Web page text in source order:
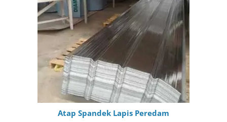
Atap Spandek Lapis Peredam